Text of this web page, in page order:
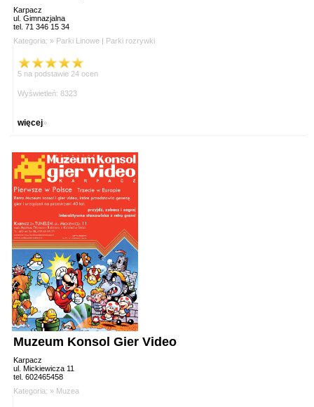
Karpacz
ul. Gimnazjalna
tel. 71 346 15 34
Kategoria: » Parki Linowe | Parki rozrywki
5 na podstawie 24 ocen
Wyświetleń: 8323
więcej»
Muzeum Konsol Gier Video
Karpacz
ul. Mickiewicza 11
tel. 602465458
Kategoria: » Muzea